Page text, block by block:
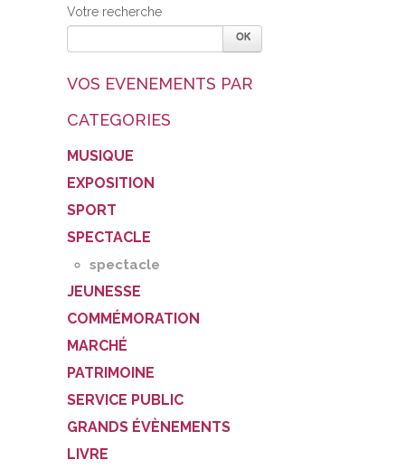
Votre recherche
VOS EVENEMENTS PAR
CATEGORIES
MUSIQUE
EXPOSITION
SPORT
SPECTACLE
spectacle
JEUNESSE
COMMÉMORATION
MARCHÉ
PATRIMOINE
SERVICE PUBLIC
GRANDS ÉVÈNEMENTS
LIVRE